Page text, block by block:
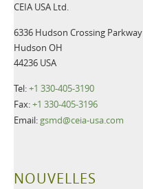
CEIA USA Ltd.
6336 Hudson Crossing Parkway
Hudson OH
44236 USA
Tel:+1 330-405-3190
Fax:+1 330-405-3196
Email: gsmd@ceia-usa.com
NOUVELLES